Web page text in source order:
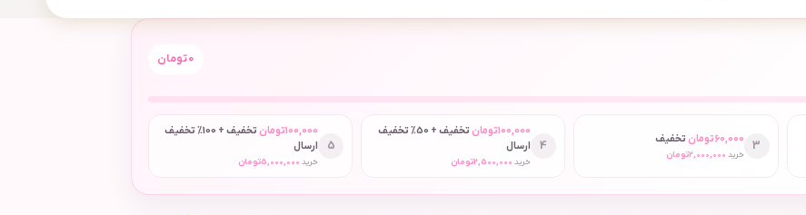
0تومان
3
60,000تومان تخفیف
خرید 2,000,000تومان
4
100,000تومان
تخفیف + 50٪ تخفیف
ارسال
خرید 2,500,000تومان
5
100,000تومان
تخفیف + 100٪ تخفیف
ارسال
خرید 5,000,000تومان